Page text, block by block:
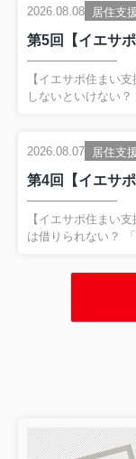
は、 単なるお金の
活状況の変化など
あります。 だから
まいを失うサイン」
した。 今回は、住
いないと賃貸住宅
2026.08.08 居住支
第5回【イエサ
【イエサポ住まい
しないといけない
護を受給しているこ
ありません。 一方
ど、 入居までに整
切なのが、 困って
と。 今回は、その
2026.08.07 居住支
第4回【イエサ
【イエサポ住まい
は借りられない？
借りにくいのか？
う大家さん側の不
ります。 そのため
とが大切だとお伝